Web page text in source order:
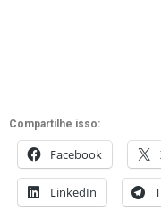
Compartilhe isso:
Facebook
LinkedIn